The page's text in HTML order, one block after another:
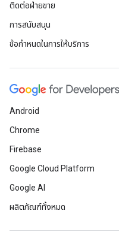
ติดต่อฝ่ายขาย
การสนับสนุน
ข้อกำหนดในการให้บริการ
Android
Chrome
Firebase
Google Cloud Platform
Google AI
ผลิตภัณฑ์ทั้งหมด